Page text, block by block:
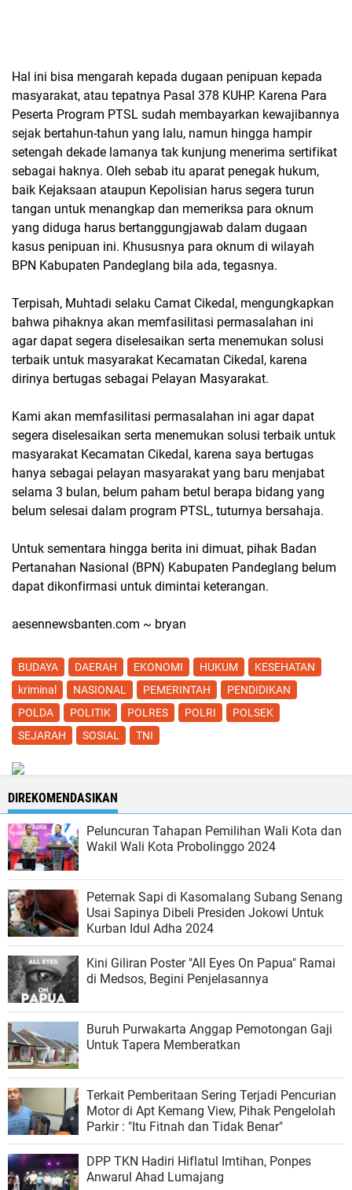
Hal ini bisa mengarah kepada dugaan penipuan kepada
masyarakat, atau tepatnya Pasal 378 KUHP. Karena Para
Peserta Program PTSL sudah membayarkan kewajibannya
sejak bertahun-tahun yang lalu, namun hingga hampir
setengah dekade lamanya tak kunjung menerima sertifikat
sebagai haknya. Oleh sebab itu aparat penegak hukum,
baik Kejaksaan ataupun Kepolisian harus segera turun
tangan untuk menangkap dan memeriksa para oknum
yang diduga harus bertanggungjawab dalam dugaan
kasus penipuan ini. Khususnya para oknum di wilayah
BPN Kabupaten Pandeglang bila ada, tegasnya.
Terpisah, Muhtadi selaku Camat Cikedal, mengungkapkan
bahwa pihaknya akan memfasilitasi permasalahan ini
agar dapat segera diselesaikan serta menemukan solusi
terbaik untuk masyarakat Kecamatan Cikedal, karena
dirinya bertugas sebagai Pelayan Masyarakat.
Kami akan memfasilitasi permasalahan ini agar dapat
segera diselesaikan serta menemukan solusi terbaik untuk
masyarakat Kecamatan Cikedal, karena saya bertugas
hanya sebagai pelayan masyarakat yang baru menjabat
selama 3 bulan, belum paham betul berapa bidang yang
belum selesai dalam program PTSL, tuturnya bersahaja.
Untuk sementara hingga berita ini dimuat, pihak Badan
Pertanahan Nasional (BPN) Kabupaten Pandeglang belum
dapat dikonfirmasi untuk dimintai keterangan.
aesennewsbanten.com ~ bryan
BUDAYA DAERAH EKONOMI HUKUM
KESEHATAN
kriminal
NASIONAL PEMERINTAH
PENDIDIKAN
POLDA
POLITIK POLRES POLRI
POLSEK
SEJARAH
SOSIAL TNI
DIREKOMENDASIKAN
Peluncuran Tahapan Pemilihan Wali Kota dan
Wakil Wali Kota Probolinggo 2024
Peternak Sapi di Kasomalang Subang Senang
Usai Sapinya Dibeli Presiden Jokowi Untuk
Kurban Idul Adha 2024
Kini Giliran Poster "All Eyes On Papua" Ramai
di Medsos, Begini Penjelasannya
Buruh Purwakarta Anggap Pemotongan Gaji
Untuk Tapera Memberatkan
Terkait Pemberitaan Sering Terjadi Pencurian
Motor di Apt Kemang View, Pihak Pengelolah
Parkir : "Itu Fitnah dan Tidak Benar"
DPP TKN Hadiri Hiflatul Imtihan, Ponpes
Anwarul Ahad Lumajang